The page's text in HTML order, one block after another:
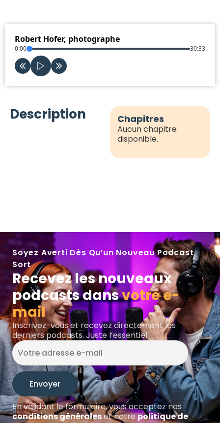
Robert Hofer, photographe
0:00 30:33
Description Chapitres
Aucun chapitre
disponible.
Soyez Averti Dès Qu’un Nouveau Podcast
Sort
Recevez les nouveaux
podcasts dansvotre e-
mail
Inscrivez-vous et recevez directement les
derniers podcasts. Juste l’essentiel.
En validant le formulaire, vous acceptez nos
conditions généraleset notrepolitique de